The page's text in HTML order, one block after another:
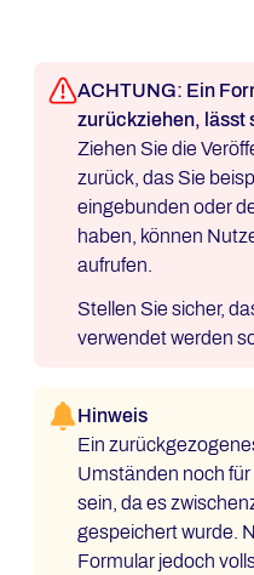
ACHTUNG: Ein
zurückziehen, lässt
Ziehen Sie die
zurück, das Sie
eingebunden oder
haben, können
aufrufen.
Stellen Sie sicher,
verwendet werden
Hinweis
Ein
Umständen noch
sein, da es
gespeichert wurde.
Formular jedoch